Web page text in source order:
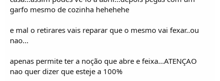
garfo mesmo de cozinha hehehehe
e mal o retirares vais reparar que o mesmo vai fexar..ou
nao...
apenas permite ter a noção que abre e feixa...ATENÇAO
nao quer dizer que esteje a 100%